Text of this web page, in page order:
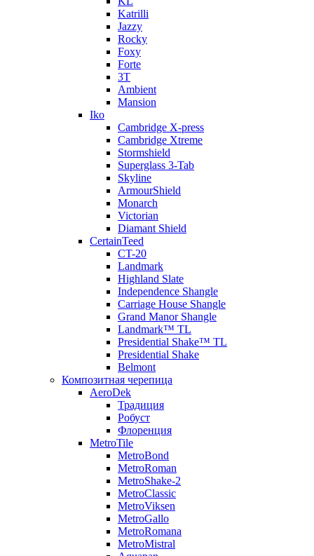
Katrilli
Jazzy
Rocky
Foxy
Forte
3T
Ambient
Mansion
Iko
Cambridge X-press
Cambridge Xtreme
Stormshield
Superglass 3-Tab
Skyline
ArmourShield
Monarch
Victorian
Diamant Shield
CertainTeed
CT-20
Landmark
Highland Slate
Independence Shangle
Carriage House Shangle
Grand Manor Shangle
Landmark™ TL
Presidential Shake™ TL
Presidential Shake
Belmont
Композитная черепица
AeroDek
Традиция
Робуст
Флоренция
MetroTile
MetroBond
MetroRoman
MetroShake-2
MetroClassic
MetroViksen
MetroGallo
MetroRomana
MetroMistral